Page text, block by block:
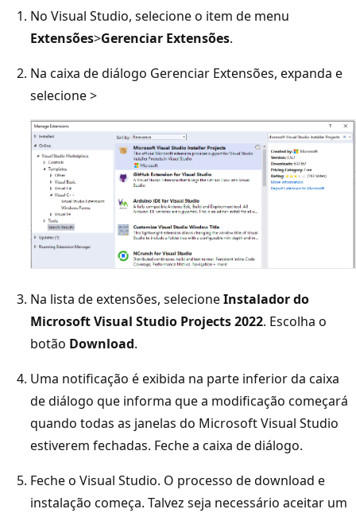
No Visual Studio, selecione o item de menu
Extensões>Gerenciar Extensões.
Na caixa de diálogo Gerenciar Extensões, expanda e
selecione >
Na lista de extensões, selecioneInstalador do
Microsoft Visual Studio Projects 2022. Escolha o
botão Download.
Uma notificação é exibida na parte inferior da caixa
de diálogo que informa que a modificação começará
quando todas as janelas do Microsoft Visual Studio
estiverem fechadas. Feche a caixa de diálogo.
Feche o Visual Studio. O processo de download e
instalação começa. Talvez seja necessário aceitar um